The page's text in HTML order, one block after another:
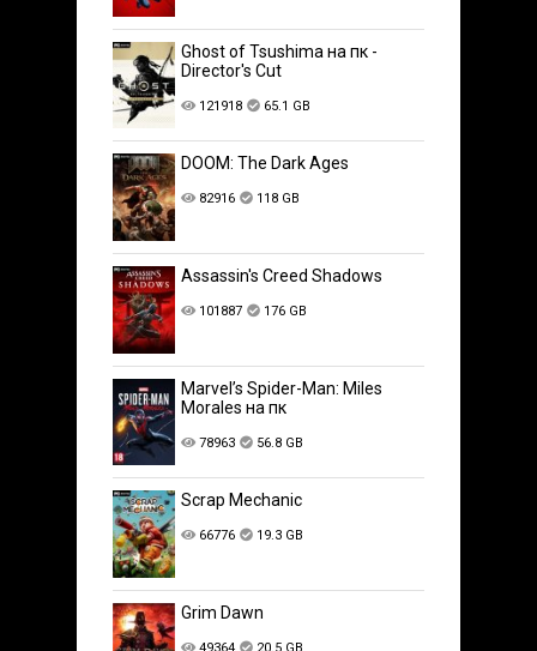
Ghost of Tsushima на пк -
Director's Cut
121918 65.1 GB
DOOM: The Dark Ages
82916 118 GB
Assassin's Creed Shadows
101887 176 GB
Marvel’s Spider-Man: Miles
Morales на пк
78963 56.8 GB
Scrap Mechanic
66776 19.3 GB
Grim Dawn